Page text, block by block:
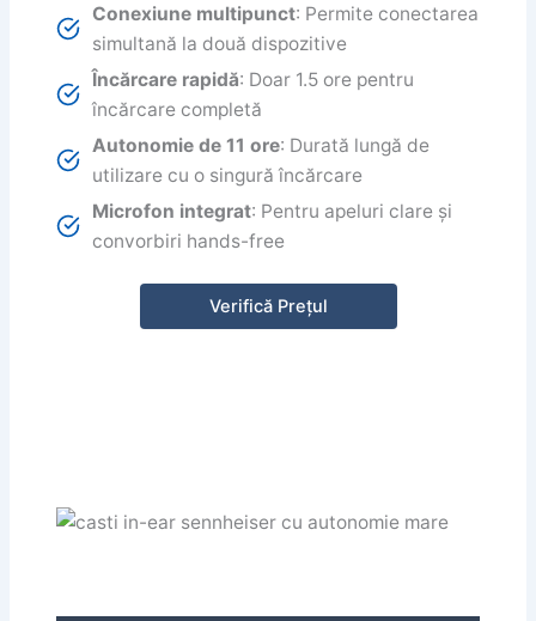
Conexiune multipunct: Permite conectarea
simultană la două dispozitive
Încărcare rapidă: Doar 1.5 ore pentru
încărcare completă
Autonomie de 11 ore: Durată lungă de
utilizare cu o singură încărcare
Microfon integrat: Pentru apeluri clare și
convorbiri hands-free
Verifică Prețul